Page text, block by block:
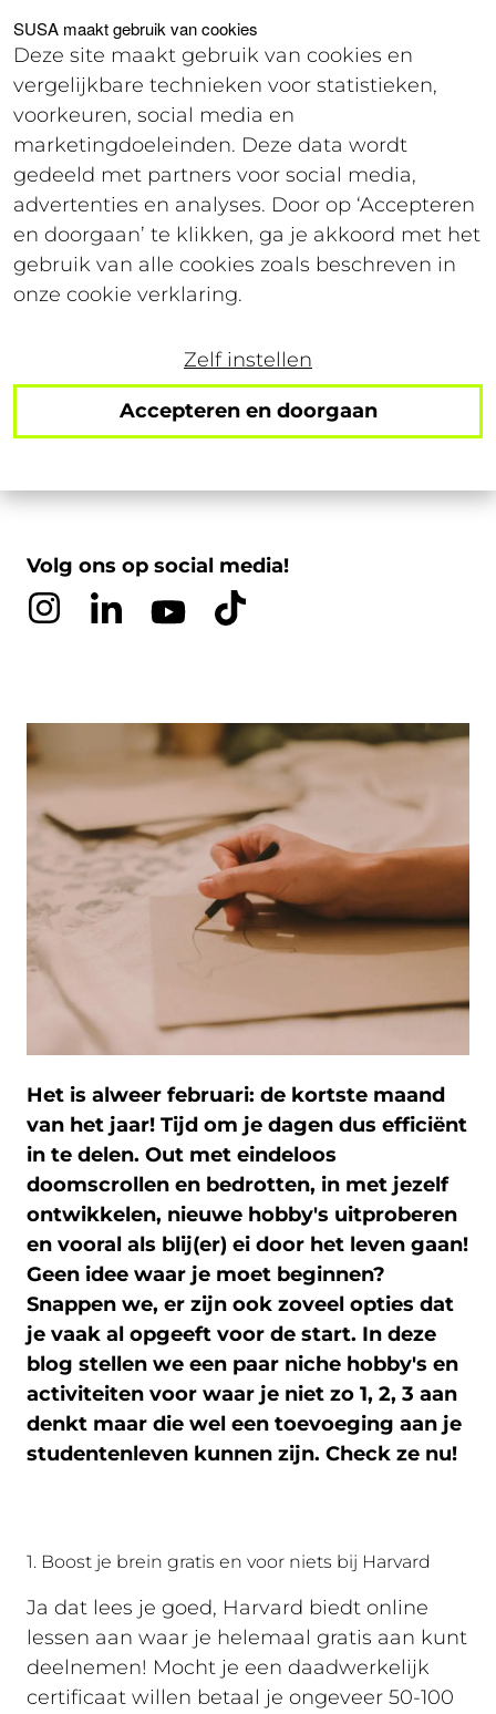
SUSA maakt gebruik van cookies
Deze site maakt gebruik van cookies en
vergelijkbare technieken voor statistieken,
voorkeuren, social media en
marketingdoeleinden. Deze data wordt
gedeeld met partners voor social media,
advertenties en analyses. Door op ‘Accepteren
en doorgaan’ te klikken, ga je akkoord met het
gebruik van alle cookies zoals beschreven in
onze cookie verklaring.
Zelf instellen
Accepteren en doorgaan
Voor studenten Voor werkgevers
Login
Het jaar van de
en activiteiten om in
2026 te proberen
12 februari 2026
Leestijd: 4 minuten
Volg ons op social media!
Het is alweer februari: de kortste maand
van het jaar! Tijd om je dagen dus efficiënt
in te delen. Out met eindeloos
doomscrollen en bedrotten, in met jezelf
ontwikkelen, nieuwe hobby's uitproberen
en vooral als blij(er) ei door het leven gaan!
Geen idee waar je moet beginnen?
Snappen we, er zijn ook zoveel opties dat
je vaak al opgeeft voor de start. In deze
blog stellen we een paar niche hobby's en
activiteiten voor waar je niet zo 1, 2, 3 aan
denkt maar die wel een toevoeging aan je
studentenleven kunnen zijn. Check ze nu!
1. Boost je brein gratis en voor niets bij Harvard
Ja dat lees je goed, Harvard biedt online
lessen aan waar je helemaal gratis aan kunt
deelnemen! Mocht je een daadwerkelijk
certificaat willen betaal je ongeveer 50-100